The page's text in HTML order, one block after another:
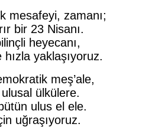
mesafeyi, zamanı;
bir 23 Nisanı.
heyecanı,
yaklaşıyoruz.
meş’ale,
ülkülere.
ulus el ele.
uğraşıyoruz.